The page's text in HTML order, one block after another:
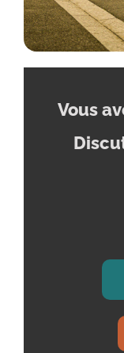
Vous